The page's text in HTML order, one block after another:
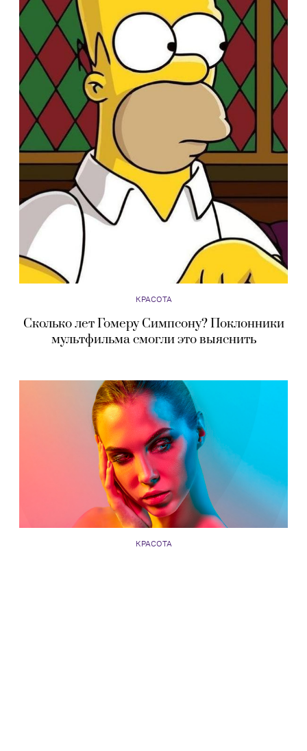
КРАСОТА
Сколько лет Гомеру Симпсону? Поклонники
мультфильма смогли это выяснить
КРАСОТА